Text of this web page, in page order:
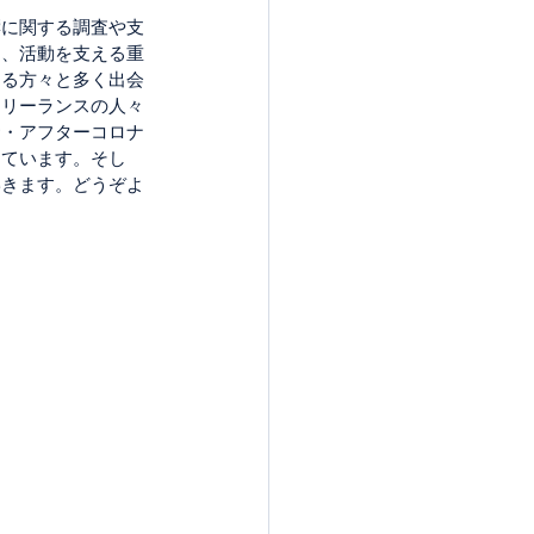
関する調査や支
活動を支える重
方々と多く出会
ーランスの人々
アフターコロナ
います。そし
ます。どうぞよ